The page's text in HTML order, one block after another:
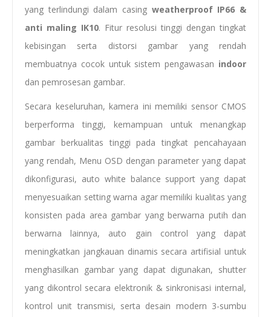
yang terlindungi dalam casing weatherproof IP66 &
anti maling IK10. Fitur resolusi tinggi dengan tingkat
kebisingan serta distorsi gambar yang rendah
membuatnya cocok untuk sistem pengawasan indoor
dan pemrosesan gambar.
Secara keseluruhan, kamera ini memiliki sensor CMOS
berperforma tinggi, kemampuan untuk menangkap
gambar berkualitas tinggi pada tingkat pencahayaan
yang rendah, Menu OSD dengan parameter yang dapat
dikonfigurasi, auto white balance support yang dapat
menyesuaikan setting warna agar memiliki kualitas yang
konsisten pada area gambar yang berwarna putih dan
berwarna lainnya, auto gain control yang dapat
meningkatkan jangkauan dinamis secara artifisial untuk
menghasilkan gambar yang dapat digunakan, shutter
yang dikontrol secara elektronik & sinkronisasi internal,
kontrol unit transmisi, serta desain modern 3-sumbu